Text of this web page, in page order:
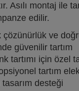
Asılı montaj ile
edilir.
ve
güvenilir tartım
tartımı için özel
tartım
desteği